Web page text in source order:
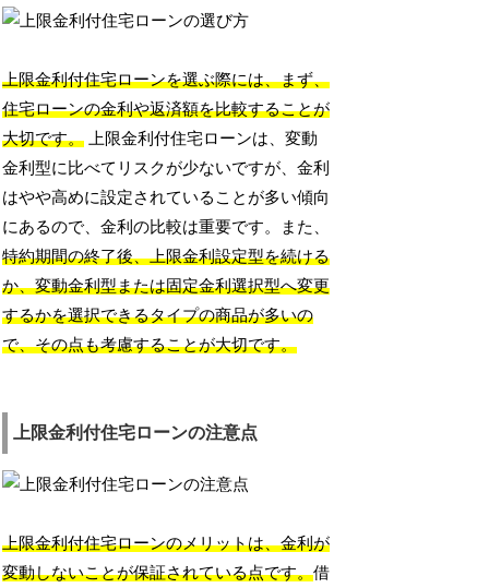
上限金利付住宅ローンを選ぶ際には、まず、
住宅ローンの金利や返済額を比較することが
大切です。 上限金利付住宅ローンは、変動
金利型に比べてリスクが少ないですが、金利
はやや高めに設定されていることが多い傾向
にあるので、金利の比較は重要です。また、
特約期間の終了後、上限金利設定型を続ける
か、変動金利型または固定金利選択型へ変更
するかを選択できるタイプの商品が多いの
で、その点も考慮することが大切です。
上限金利付住宅ローンの注意点
上限金利付住宅ローンのメリットは、金利が
変動しないことが保証されている点です。借